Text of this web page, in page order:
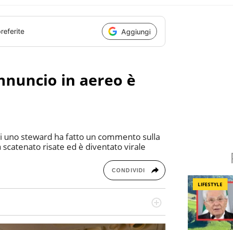
Aggiungi
in aereo è
uno steward ha fatto un commento sulla
scatenato risate ed è diventato virale
CONDIVIDI
Specializzata in storytelling di viaggi,
di scrittura creativa.
LIFESTYLE